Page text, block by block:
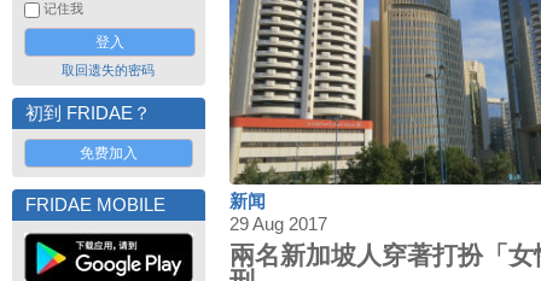
记住我
取回遗失的密码
初到 FRIDAE？
免费加入
FRIDAE MOBILE
新闻
29 Aug 2017
兩名新加坡人穿著打扮「